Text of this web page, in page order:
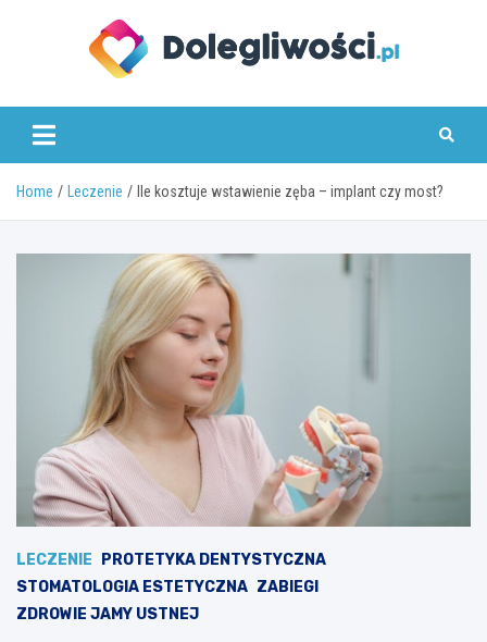
dolegliwosci.pl
Home Leczenie Ile kosztuje wstawienie zęba – implant czy most?
LECZENIE
PROTETYKA DENTYSTYCZNA
STOMATOLOGIA ESTETYCZNA ZABIEGI
ZDROWIE JAMY USTNEJ